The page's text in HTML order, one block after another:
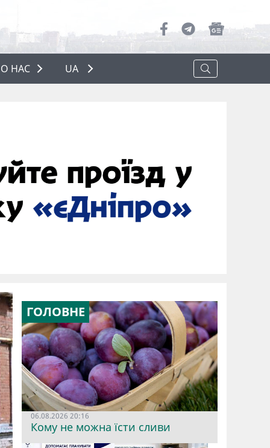
НАС
UA
ГОЛОВНЕ
06.08.2026 20:16
Кому не можна їсти сливи